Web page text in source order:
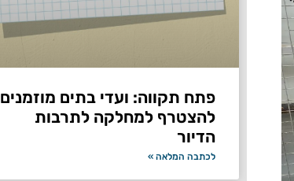
פתח תקווה: ועדי בתים מוזמנים
להצטרף למחלקה לתרבות
הדיור
לכתבה המלאה »